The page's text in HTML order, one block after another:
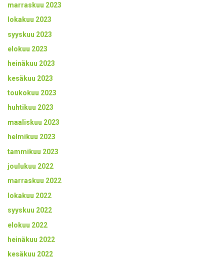
marraskuu 2023
lokakuu 2023
syyskuu 2023
elokuu 2023
heinäkuu 2023
kesäkuu 2023
toukokuu 2023
huhtikuu 2023
maaliskuu 2023
helmikuu 2023
tammikuu 2023
joulukuu 2022
marraskuu 2022
lokakuu 2022
syyskuu 2022
elokuu 2022
heinäkuu 2022
kesäkuu 2022